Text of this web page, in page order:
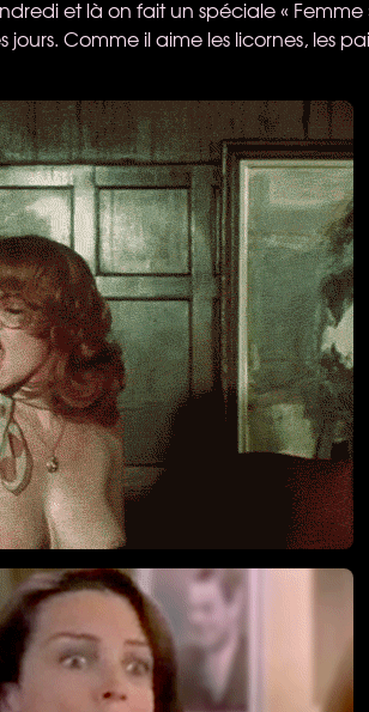
et là on fait un spéciale « Femme
Comme il aime les licornes, les